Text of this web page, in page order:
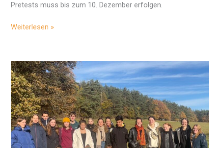
Pretests muss bis zum 10. Dezember erfolgen.
Cambridge
Weiterlesen »